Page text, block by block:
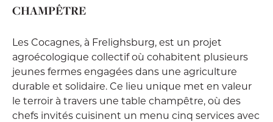
CHAMPÊTRE
Les Cocagnes, à Frelighsburg, est un projet
agroécologique collectif où cohabitent plusieurs
jeunes fermes engagées dans une agriculture
durable et solidaire. Ce lieu unique met en valeur
le terroir à travers une table champêtre, où des
chefs invités cuisinent un menu cinq services avec